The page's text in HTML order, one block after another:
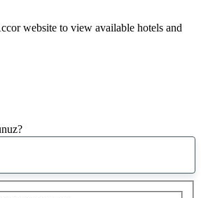
website to view available hotels and
öneri
bulundu